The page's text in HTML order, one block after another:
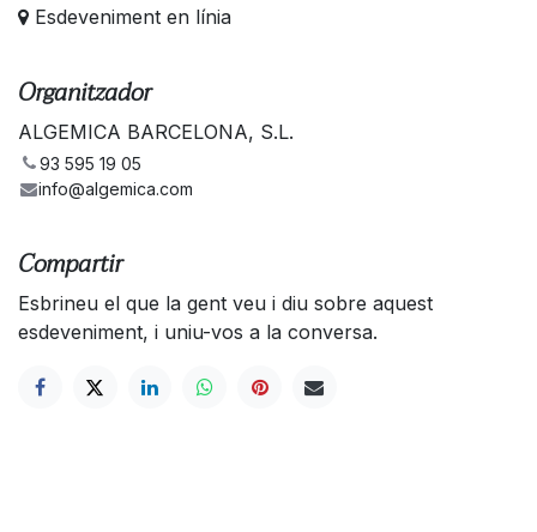
Esdeveniment en línia
Organitzador
ALGEMICA BARCELONA, S.L.
93 595 19 05
info@algemica.com
Compartir
Esbrineu el que la gent veu i diu sobre aquest
esdeveniment, i uniu-vos a la conversa.